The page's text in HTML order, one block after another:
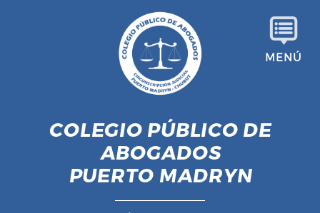
COLEGIO PÚBLICO DE
ABOGADOS
PUERTO MADRYN
MENÚ